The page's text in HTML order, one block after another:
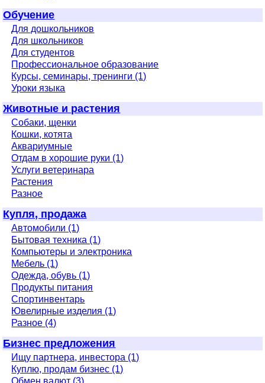
Обучение
Для дошкольников
Для школьников
Для студентов
Профессиональное образование
Курсы, семинары, тренинги (1)
Уроки языка
Животные и растения
Собаки, щенки
Кошки, котята
Аквариумные
Отдам в хорошие руки (1)
Услуги ветеринара
Растения
Разное
Купля, продажа
Автомобили (1)
Бытовая техника (1)
Компьютеры и электроника
Мебель (1)
Одежда, обувь (1)
Продукты питания
Спортинвентарь
Ювелирные изделия (1)
Разное (4)
Бизнес предложения
Ищу партнера, инвестора (1)
Куплю, продам бизнес (1)
Обмен валют (3)